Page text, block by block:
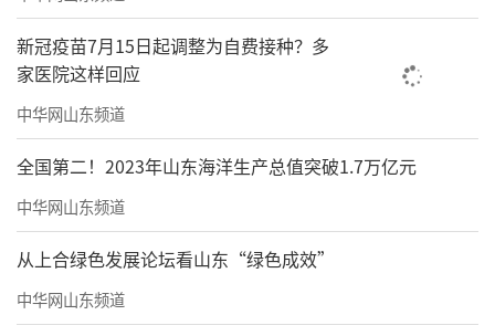
新冠疫苗7月15日起调整为自费接种？多
家医院这样回应
中华网山东频道
全国第二！2023年山东海洋生产总值突破1.7万亿元
中华网山东频道
从上合绿色发展论坛看山东“绿色成效”
中华网山东频道